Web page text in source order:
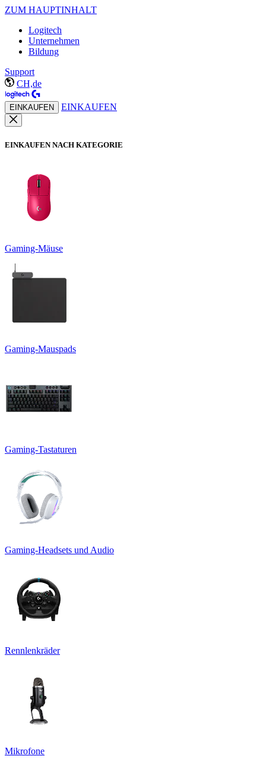
ZUM HAUPTINHALT
Logitech
Unternehmen
Bildung
Support
CH,de
EINKAUFEN EINKAUFEN
EINKAUFEN NACH KATEGORIE
Gaming-Mäuse
Gaming-Mauspads
Gaming-Tastaturen
Gaming-Headsets und Audio
Rennlenkräder
Mikrofone